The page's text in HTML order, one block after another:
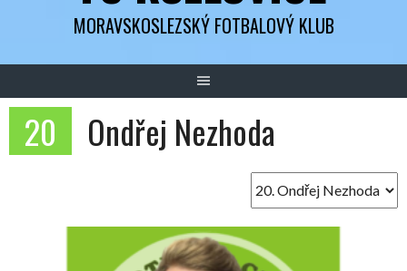
MORAVSKOSLEZSKÝ FOTBALOVÝ KLUB
20 Ondřej Nezhoda